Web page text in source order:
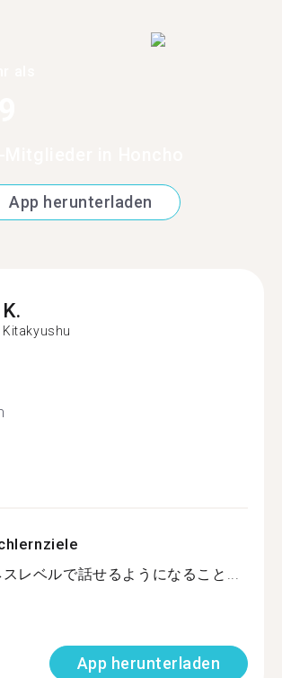
App herunterladen
K.
Kitakyushu
レベルで話せるようになること...
App herunterladen